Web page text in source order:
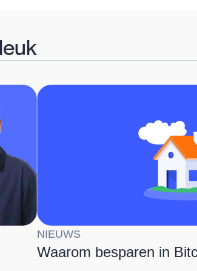
NIEUWS
Waarom besparen in